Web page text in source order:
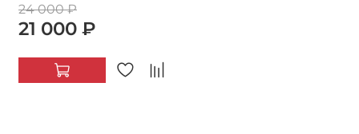
24 000 ₽
21 000 ₽